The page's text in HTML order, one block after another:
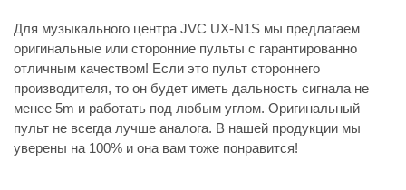
Для музыкального центра JVC UX-N1S мы предлагаем
оригинальные или сторонние пульты с гарантированно
отличным качеством! Если это пульт стороннего
производителя, то он будет иметь дальность сигнала не
менее 5m и работать под любым углом. Оригинальный
пульт не всегда лучше аналога. В нашей продукции мы
уверены на 100% и она вам тоже понравится!